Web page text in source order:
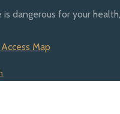
is dangerous for your
Map